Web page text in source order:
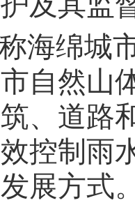
海绵城
自然山
、道路
控制雨
展方式